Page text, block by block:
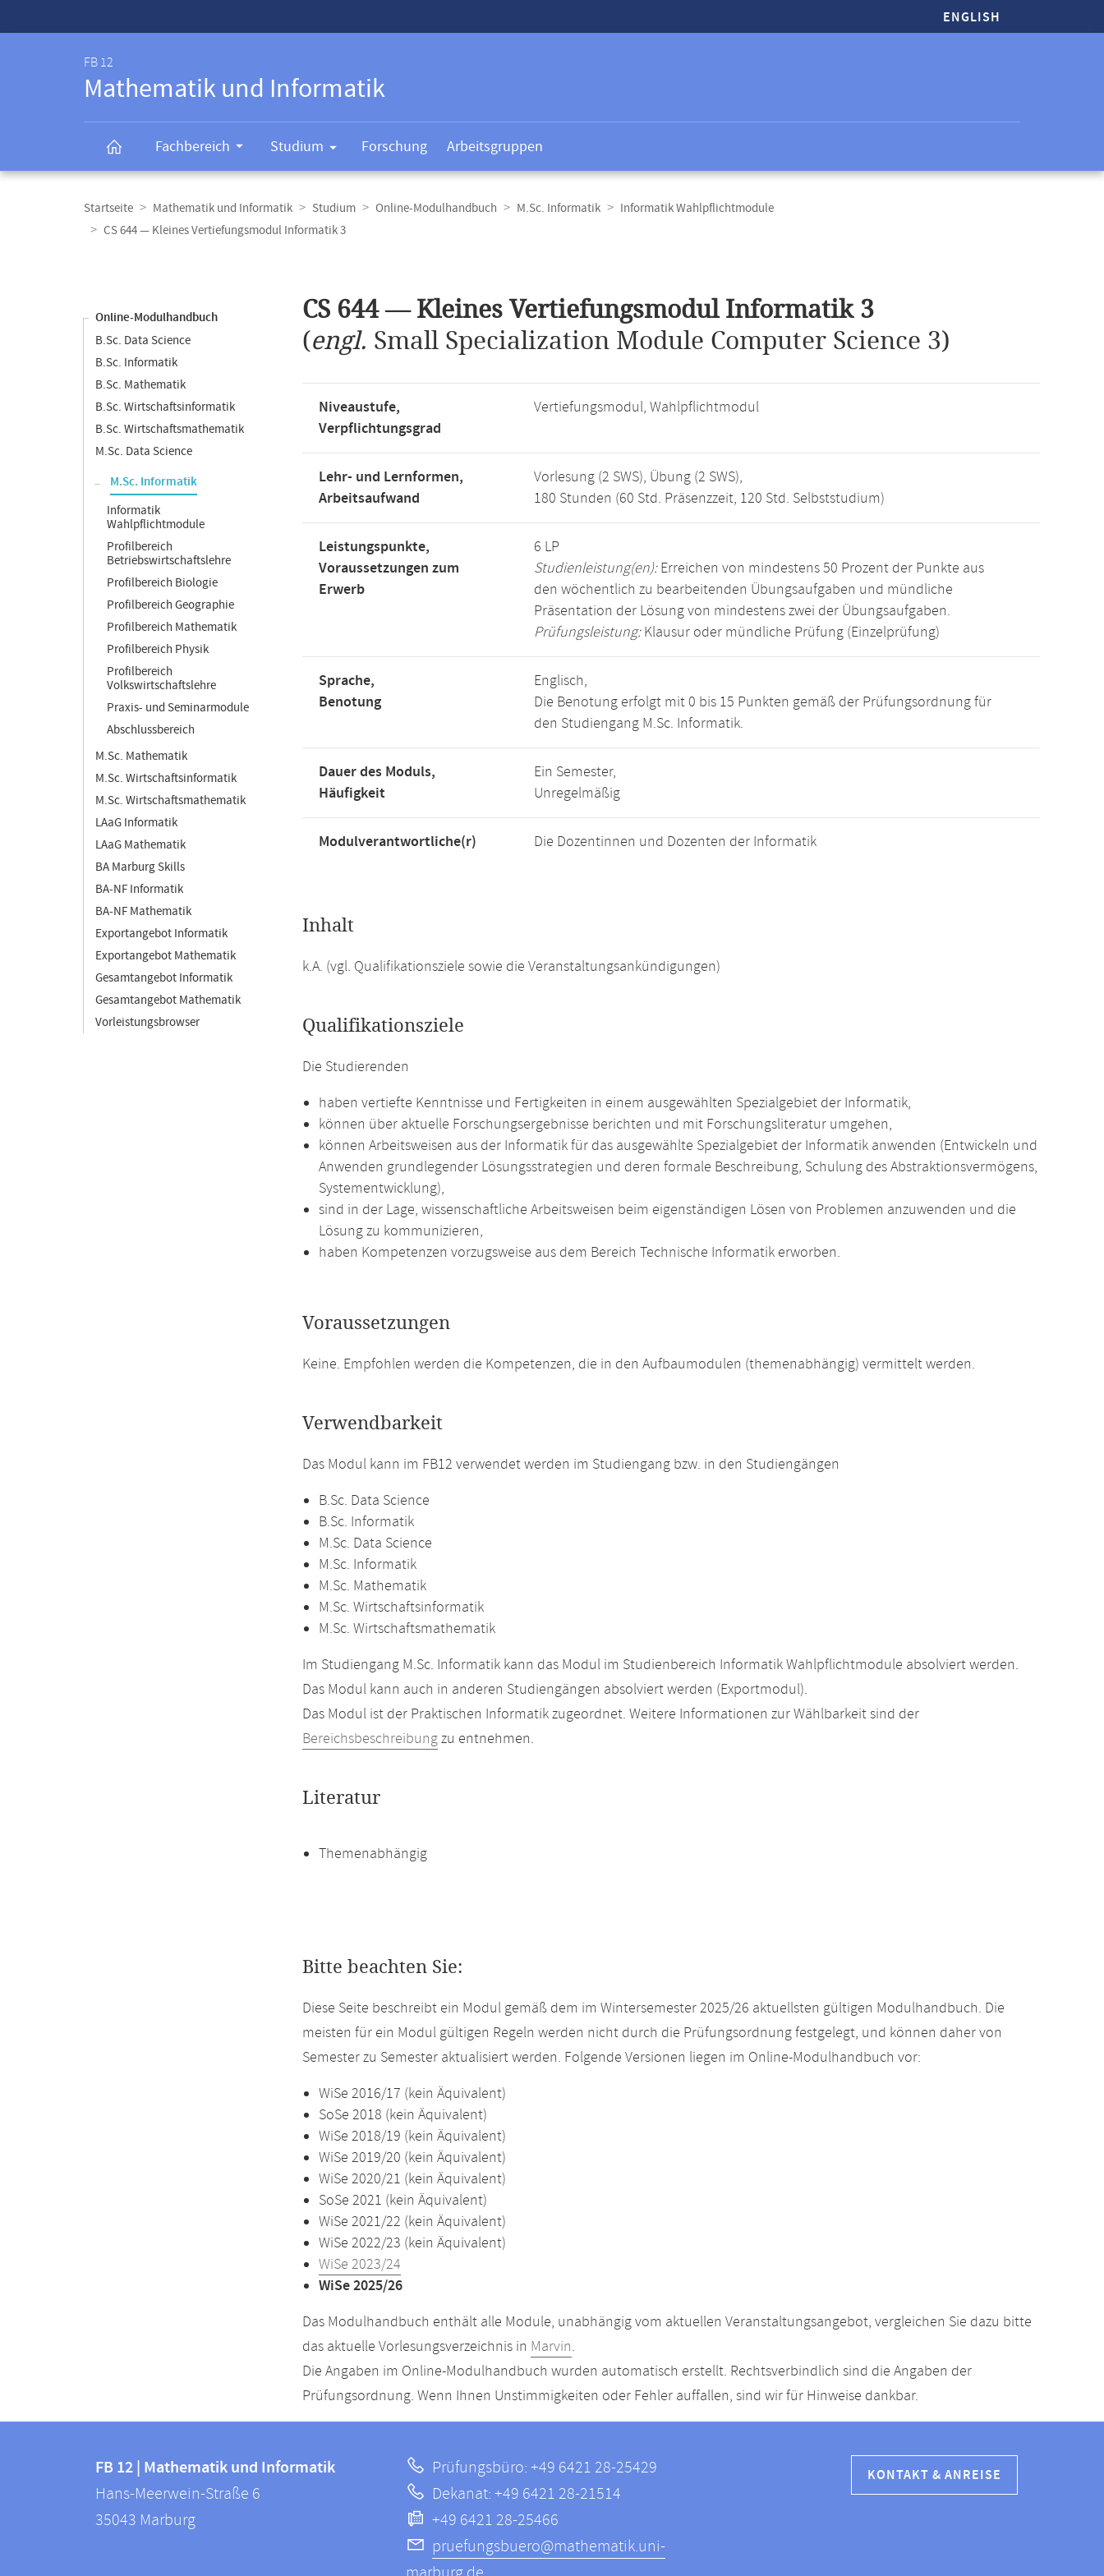
ENGLISH
FB 12
Mathematik und Informatik
Fachbereich Studium Forschung Arbeitsgruppen
Navigation
Startseite Mathematik und Informatik Studium Online-Modulhandbuch M.Sc. Informatik
Informatik Wahlpflichtmodule
CS 644 — Kleines Vertiefungsmodul Informatik 3
Online-Modulhandbuch
B.Sc. Data Science
B.Sc. Informatik
B.Sc. Mathematik
B.Sc. Wirtschaftsinformatik
B.Sc. Wirtschaftsmathematik
M.Sc. Data Science
M.Sc. Informatik
Informatik
Wahlpflichtmodule
Profilbereich
Betriebswirtschaftslehre
Profilbereich Biologie
Profilbereich Geographie
Profilbereich Mathematik
Profilbereich Physik
Profilbereich
Volkswirtschaftslehre
Praxis- und Seminarmodule
Abschlussbereich
M.Sc. Mathematik
M.Sc. Wirtschaftsinformatik
M.Sc. Wirtschaftsmathematik
LAaG Informatik
LAaG Mathematik
BA Marburg Skills
BA-NF Informatik
BA-NF Mathematik
Exportangebot Informatik
Exportangebot Mathematik
Gesamtangebot Informatik
Gesamtangebot Mathematik
Vorleistungsbrowser
CS 644 — Kleines Vertiefungsmodul Informatik 3
(engl. Small Specialization Module Computer Science 3)
Niveaustufe,
Verpflichtungsgrad
Vertiefungsmodul, Wahlpflichtmodul
Lehr- und Lernformen,
Arbeitsaufwand
Vorlesung (2 SWS), Übung (2 SWS),
180 Stunden (60 Std. Präsenzzeit, 120 Std. Selbststudium)
Leistungspunkte,
Voraussetzungen zum
Erwerb
6 LP
Studienleistung(en):Erreichen von mindestens 50 Prozent der Punkte aus
den wöchentlich zu bearbeitenden Übungsaufgaben und mündliche
Präsentation der Lösung von mindestens zwei der Übungsaufgaben.
Prüfungsleistung:Klausur oder mündliche Prüfung (Einzelprüfung)
Sprache,
Benotung
Englisch,
Die Benotung erfolgt mit 0 bis 15 Punkten gemäß der Prüfungsordnung für
den Studiengang M.Sc. Informatik.
Dauer des Moduls,
Häufigkeit
Ein Semester,
Unregelmäßig
Modulverantwortliche(r) Die Dozentinnen und Dozenten der Informatik
Inhalt
k.A. (vgl. Qualifikationsziele sowie die Veranstaltungsankündigungen)
Qualifikationsziele
Die Studierenden
haben vertiefte Kenntnisse und Fertigkeiten in einem ausgewählten Spezialgebiet der Informatik,
können über aktuelle Forschungsergebnisse berichten und mit Forschungsliteratur umgehen,
können Arbeitsweisen aus der Informatik für das ausgewählte Spezialgebiet der Informatik anwenden (Entwickeln und
Anwenden grundlegender Lösungsstrategien und deren formale Beschreibung, Schulung des Abstraktionsvermögens,
Systementwicklung),
sind in der Lage, wissenschaftliche Arbeitsweisen beim eigenständigen Lösen von Problemen anzuwenden und die
Lösung zu kommunizieren,
haben Kompetenzen vorzugsweise aus dem Bereich Technische Informatik erworben.
Voraussetzungen
Keine. Empfohlen werden die Kompetenzen, die in den Aufbaumodulen (themenabhängig) vermittelt werden.
Verwendbarkeit
Das Modul kann im FB12 verwendet werden im Studiengang bzw. in den Studiengängen
B.Sc. Data Science
B.Sc. Informatik
M.Sc. Data Science
M.Sc. Informatik
M.Sc. Mathematik
M.Sc. Wirtschaftsinformatik
M.Sc. Wirtschaftsmathematik
Im Studiengang M.Sc. Informatik kann das Modul im Studienbereich Informatik Wahlpflichtmodule absolviert werden.
Das Modul kann auch in anderen Studiengängen absolviert werden (Exportmodul).
Das Modul ist der Praktischen Informatik zugeordnet. Weitere Informationen zur Wählbarkeit sind der
Bereichsbeschreibungzu entnehmen.
Literatur
Themenabhängig
Bitte beachten Sie:
Diese Seite beschreibt ein Modul gemäß dem im Wintersemester 2025/26 aktuellsten gültigen Modulhandbuch. Die
meisten für ein Modul gültigen Regeln werden nicht durch die Prüfungsordnung festgelegt, und können daher von
Semester zu Semester aktualisiert werden. Folgende Versionen liegen im Online-Modulhandbuch vor:
WiSe 2016/17 (kein Äquivalent)
SoSe 2018 (kein Äquivalent)
WiSe 2018/19 (kein Äquivalent)
WiSe 2019/20 (kein Äquivalent)
WiSe 2020/21 (kein Äquivalent)
SoSe 2021 (kein Äquivalent)
WiSe 2021/22 (kein Äquivalent)
WiSe 2022/23 (kein Äquivalent)
WiSe 2023/24
WiSe 2025/26
Das Modulhandbuch enthält alle Module, unabhängig vom aktuellen Veranstaltungsangebot, vergleichen Sie dazu bitte
das aktuelle Vorlesungsverzeichnis in Marvin.
Die Angaben im Online-Modulhandbuch wurden automatisch erstellt. Rechtsverbindlich sind die Angaben der
Prüfungsordnung. Wenn Ihnen Unstimmigkeiten oder Fehler auffallen, sind wir für Hinweise dankbar.
Informationen
FB
12
FB 12 | Mathematik und Informatik
Hans-Meerwein-Straße 6
35043 Marburg
Prüfungsbüro: +49 6421 28-25429
Dekanat: +49 6421 28-21514
+49 6421 28-25466
pruefungsbuero@mathematik.uni-
KONTAKT & ANREISE